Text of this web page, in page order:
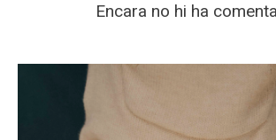
Encara no hi ha